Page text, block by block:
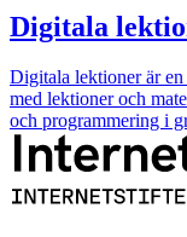
Digitala
Digitala lektioner är
med lektioner och
och programmering i